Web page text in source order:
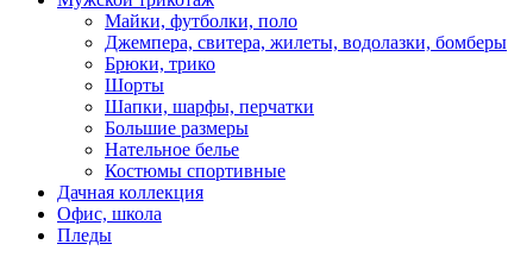
Майки, футболки, поло
Джемпера, свитера, жилеты, водолазки, бомберы
Брюки, трико
Шорты
Шапки, шарфы, перчатки
Большие размеры
Нательное белье
Костюмы спортивные
Дачная коллекция
Офис, школа
Пледы